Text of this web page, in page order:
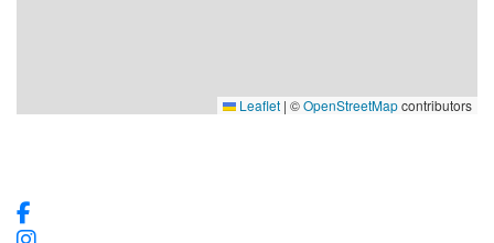
Leaflet | ©OpenStreetMapcontributors